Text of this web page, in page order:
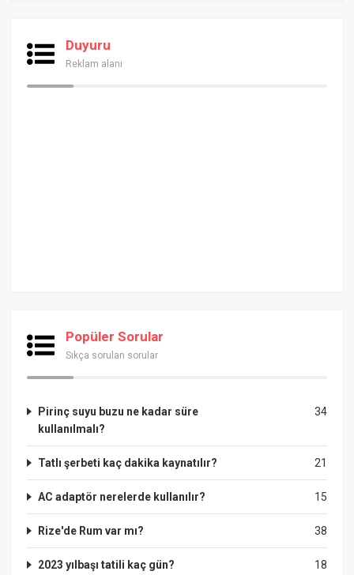
Duyuru
Reklam alanı
Popüler Sorular
Sıkça sorulan sorular
34
Pirinç suyu buzu ne kadar süre
kullanılmalı?
21
Tatlı şerbeti kaç dakika kaynatılır?
15
AC adaptör nerelerde kullanılır?
38
Rize'de Rum var mı?
18
2023 yılbaşı tatili kaç gün?